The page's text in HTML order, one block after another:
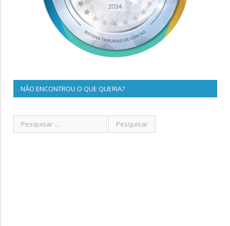
NÃO ENCONTROU O QUE QUERIA?